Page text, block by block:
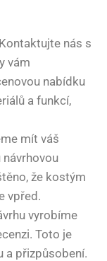
nás s
vám
nabídku
a funkcí,
mít váš
že kostým
vpřed.
vyrobíme
Toto je
a přizpůsobení.